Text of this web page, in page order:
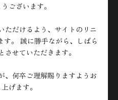
ございます。
ただけるよう、サイトのリニ
す。 誠に勝手ながら、しばら
させていただきます。
、何卒ご理解賜りますようお
げます。